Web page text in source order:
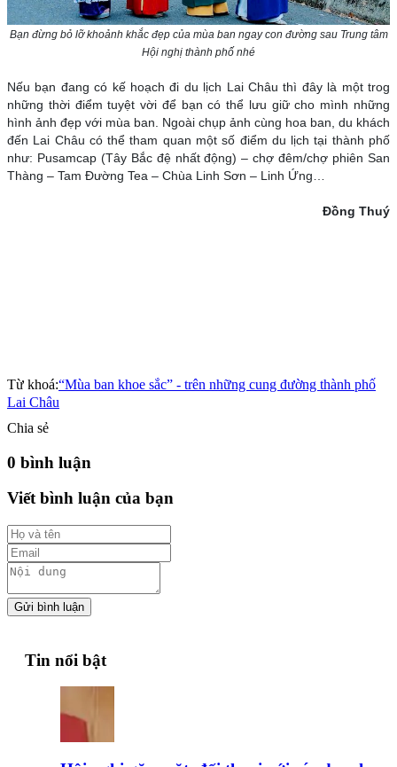
Bạn đừng bỏ lỡ khoảnh khắc đẹp của mùa ban ngay con đường sau Trung tâm
Hội nghị thành phố nhé
Nếu bạn đang có kế hoạch đi du lịch Lai Châu thì đây là một trog
những thời điểm tuyệt vời để bạn có thể lưu giữ cho mình những
hình ảnh đẹp với mùa ban. Ngoài chụp ảnh cùng hoa ban, du khách
đến Lai Châu có thể tham quan một số điểm du lịch tại thành phố
như: Pusamcap (Tây Bắc đệ nhất động) – chợ đêm/chợ phiên San
Thàng – Tam Đường Tea – Chùa Linh Sơn – Linh Ứng…
Đồng Thuý
Từ khoá:“Mùa ban khoe sắc” - trên những cung đường thành phố
Lai Châu
Chia sẻ
0 bình luận
Viết bình luận của bạn
Gửi bình luận
Tin nổi bật